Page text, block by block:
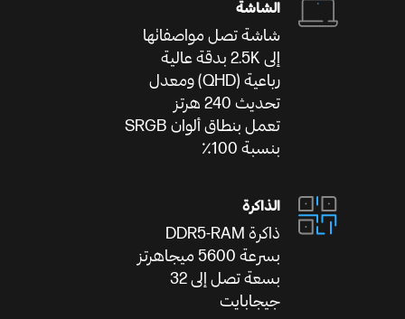
الشاشة
شاشة تصل مواصفاتها
إلى 2.5K بدقة عالية
رباعية (QHD) ومعدل
تحديث 240 هرتز
تعمل بنطاق ألوان SRGB
بنسبة 100٪
الذاكرة
ذاكرة DDR5-RAM
بسرعة 5600 ميجاهرتز
بسعة تصل إلى 32
جيجابايت